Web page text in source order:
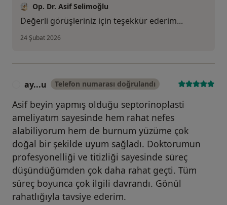
Op. Dr. Asif Selimoğlu
Değerli görüşleriniz için teşekkür ederim...
24 Şubat 2026
ay...u Telefon numarası doğrulandı
Asif beyin yapmış olduğu septorinoplasti
ameliyatım sayesinde hem rahat nefes
alabiliyorum hem de burnum yüzüme çok
doğal bir şekilde uyum sağladı. Doktorumun
profesyonelliği ve titizliği sayesinde süreç
düşündüğümden çok daha rahat geçti. Tüm
süreç boyunca çok ilgili davrandı. Gönül
rahatlığıyla tavsiye ederim.